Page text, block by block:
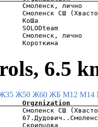
Смоленск,
Смоленск СШ
КоШа
SOLODteam
6.5
Ж50 Ж60 ЖБ М12 М14
Смоленск СШ
Скрипцова